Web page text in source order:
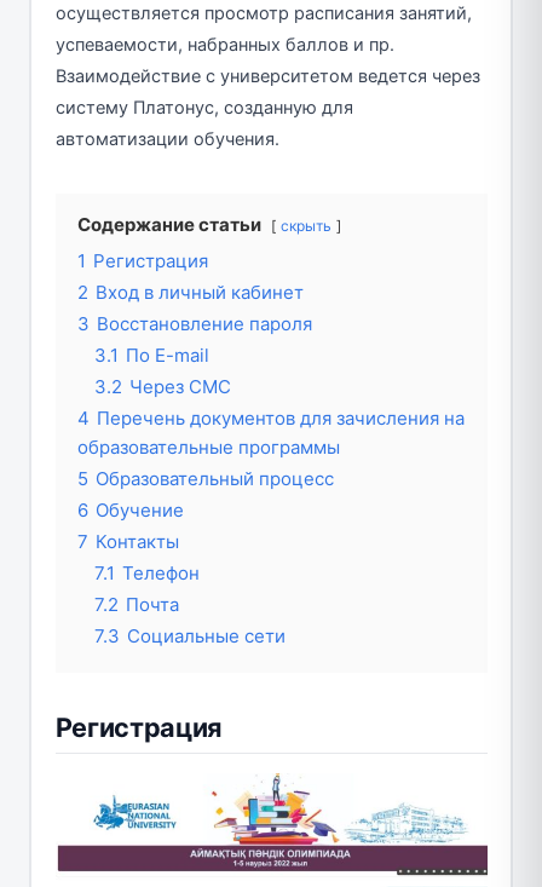
осуществляется просмотр расписания занятий,
успеваемости, набранных баллов и пр.
Взаимодействие с университетом ведется через
систему Платонус, созданную для
автоматизации обучения.
Содержание статьи скрыть
1 Регистрация
2 Вход в личный кабинет
3 Восстановление пароля
3.1 По E-mail
3.2 Через СМС
4 Перечень документов для зачисления на
образовательные программы
5 Образовательный процесс
6 Обучение
7 Контакты
7.1 Телефон
7.2 Почта
7.3 Социальные сети
Регистрация